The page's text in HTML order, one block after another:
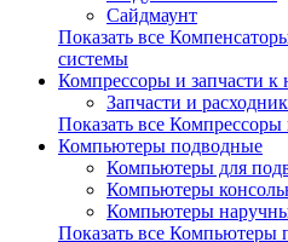
Сайдмаунт
Показать все
системы
Компрессоры и запчасти к
Запчасти и
Показать все
Компьютеры подводные
Компьютеры для
Компьютеры
Компьютеры
Показать все Компьютеры